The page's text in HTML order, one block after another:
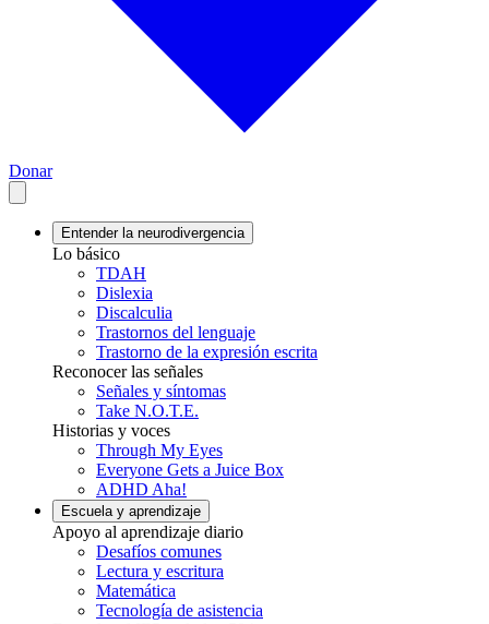
Donar
Entender la neurodivergencia
Lo básico
TDAH
Dislexia
Discalculia
Trastornos del lenguaje
Trastorno de la expresión escrita
Reconocer las señales
Señales y síntomas
Take N.O.T.E.
Historias y voces
Through My Eyes
Everyone Gets a Juice Box
ADHD Aha!
Escuela y aprendizaje
Apoyo al aprendizaje diario
Desafíos comunes
Lectura y escritura
Matemática
Tecnología de asistencia